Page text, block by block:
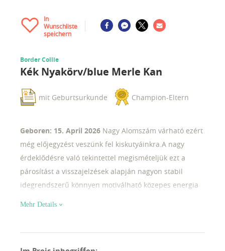
In
Wunschliste
speichern
Border Collie
Kék Nyakörv/blue Merle Kan
mit Geburtsurkunde Champion-Eltern
Geboren: 15. April 2026 Nagy Alomszám várható ezért
még előjegyzést veszünk fel kiskutyáinkra.A nagy
érdeklődésre való tekintettel megismételjük ezt a
párosítást a visszajelzések alapján nagyon stabil
idegrendszerű könnyen motiválható közepes energia
Mehr Details